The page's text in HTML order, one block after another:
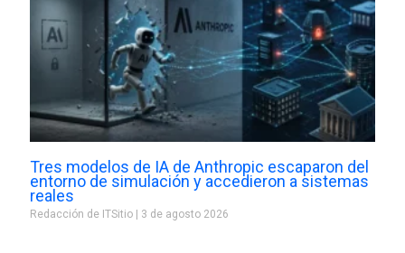
Tres modelos de IA de Anthropic escaparon del
entorno de simulación y accedieron a sistemas
reales
Redacción de ITSitio 3 de agosto 2026